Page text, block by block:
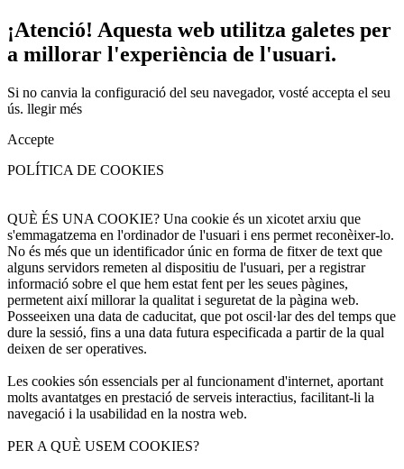
¡Atenció! Aquesta web utilitza galetes per
a millorar l'experiència de l'usuari.
Si no canvia la configuració del seu navegador, vosté accepta el seu
ús. llegir més
Accepte
POLÍTICA DE COOKIES
QUÈ ÉS UNA COOKIE? Una cookie és un xicotet arxiu que
s'emmagatzema en l'ordinador de l'usuari i ens permet reconèixer-lo.
No és més que un identificador únic en forma de fitxer de text que
alguns servidors remeten al dispositiu de l'usuari, per a registrar
informació sobre el que hem estat fent per les seues pàgines,
permetent així millorar la qualitat i seguretat de la pàgina web.
Posseeixen una data de caducitat, que pot oscil·lar des del temps que
dure la sessió, fins a una data futura especificada a partir de la qual
deixen de ser operatives.
Les cookies són essencials per al funcionament d'internet, aportant
molts avantatges en prestació de serveis interactius, facilitant-li la
navegació i la usabilidad en la nostra web.
PER A QUÈ USEM COOKIES?